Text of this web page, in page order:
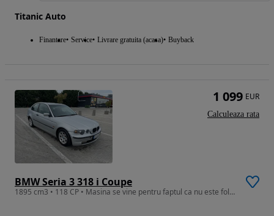
Titanic Auto
Finantare Service Livrare gratuita (acasa) Buyback
BMW Seria 3 318 i Coupe
1895 cm3 • 118 CP • Masina se vine pentru faptul ca nu este folosita Este parcata de 1 an
1 099 EUR
Calculeaza rata